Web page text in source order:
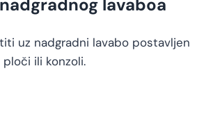
lavaboa
uz nadgradni lavabo postavljen
ili konzoli.